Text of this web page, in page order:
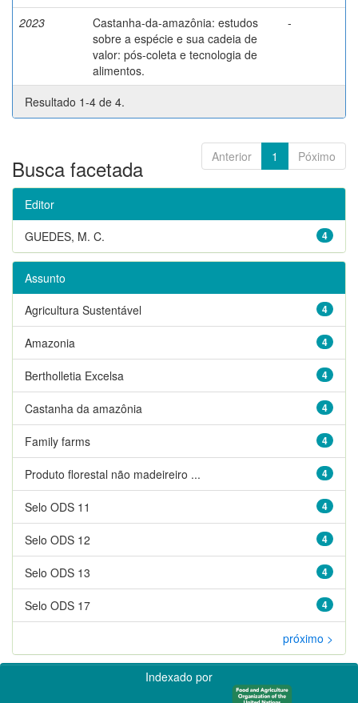
2023
Castanha-da-amazônia: estudos
sobre a espécie e sua cadeia de
valor: pós-coleta e tecnologia de
alimentos.
-
Resultado 1-4 de 4.
Anterior 1 Póximo
Busca facetada
Editor
4
GUEDES, M. C.
Assunto
4
Agricultura Sustentável
4
Amazonia
4
Bertholletia Excelsa
4
Castanha da amazônia
4
Family farms
4
Produto florestal não madeireiro ...
4
Selo ODS 11
4
Selo ODS 12
4
Selo ODS 13
4
Selo ODS 17
próximo >
Indexado por